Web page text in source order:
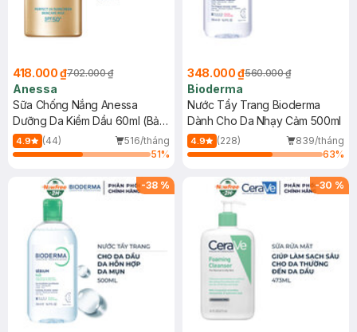
418.000 ₫702.000 ₫
Anessa
Sữa Chống Nắng Anessa
Dưỡng Da Kiềm Dầu 60ml (Bản
Mới)
4.9 (44)
516/tháng
51%
348.000 ₫560.000 ₫
Bioderma
Nước Tẩy Trang Bioderma
Dành Cho Da Nhạy Cảm 500ml
4.9 (228)
839/tháng
63%
-38 % -30 %